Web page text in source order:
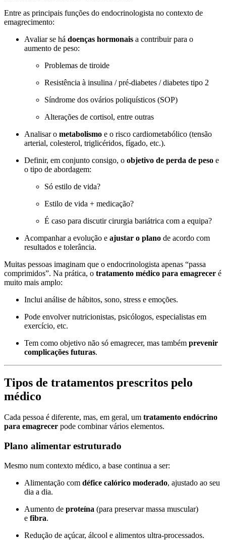
Entre as principais funções do endocrinologista no contexto de
emagrecimento:
Avaliar se há doenças hormonais a contribuir para o
aumento de peso:
Problemas de tiroide
Resistência à insulina / pré-diabetes / diabetes tipo 2
Síndrome dos ovários poliquísticos (SOP)
Alterações de cortisol, entre outras
Analisar o metabolismo e o risco cardiometabólico (tensão
arterial, colesterol, triglicéridos, fígado, etc.).
Definir, em conjunto consigo, o objetivo de perda de peso e
o tipo de abordagem:
Só estilo de vida?
Estilo de vida + medicação?
É caso para discutir cirurgia bariátrica com a equipa?
Acompanhar a evolução e ajustar o plano de acordo com
resultados e tolerância.
Muitas pessoas imaginam que o endocrinologista apenas “passa
comprimidos”. Na prática, o tratamento médico para emagrecer é
muito mais amplo:
Inclui análise de hábitos, sono, stress e emoções.
Pode envolver nutricionistas, psicólogos, especialistas em
exercício, etc.
Tem como objetivo não só emagrecer, mas também prevenir
complicações futuras.
Tipos de tratamentos prescritos pelo
médico
Cada pessoa é diferente, mas, em geral, um tratamento endócrino
para emagrecer pode combinar vários elementos.
Plano alimentar estruturado
Mesmo num contexto médico, a base continua a ser:
Alimentação com défice calórico moderado, ajustado ao seu
dia a dia.
Aumento de proteína (para preservar massa muscular)
e fibra.
Redução de açúcar, álcool e alimentos ultra-processados.